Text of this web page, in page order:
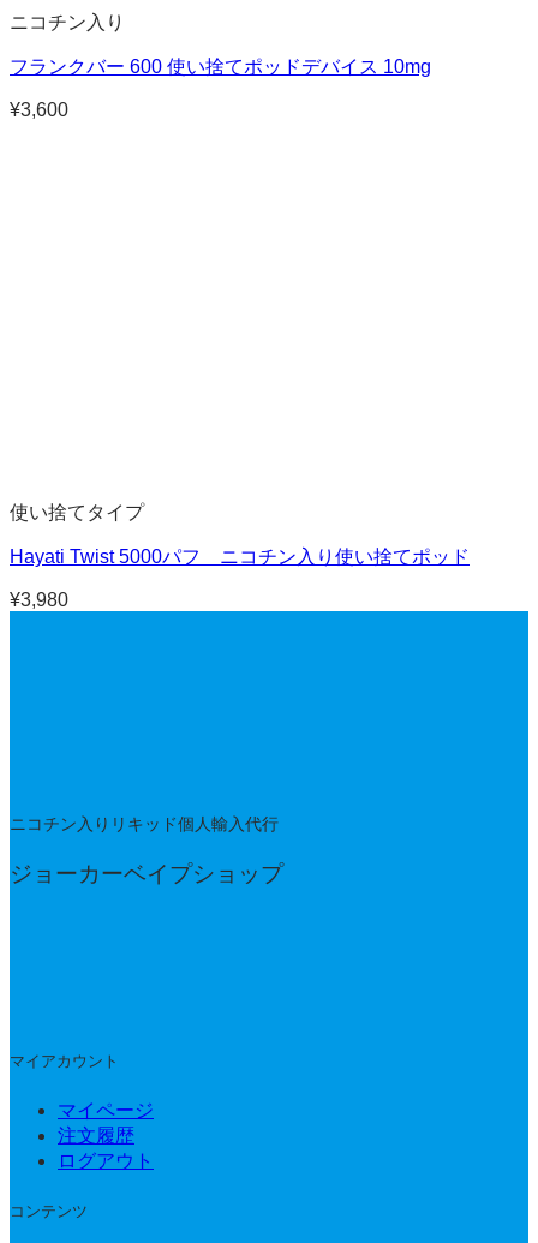
ニコチン入り
フランクバー 600 使い捨てポッドデバイス 10mg
¥3,600
使い捨てタイプ
Hayati Twist 5000パフ ニコチン入り使い捨てポッド
¥3,980
ニコチン入りリキッド個人輸入代行
ジョーカーベイプショップ
マイアカウント
マイページ
注文履歴
ログアウト
コンテンツ